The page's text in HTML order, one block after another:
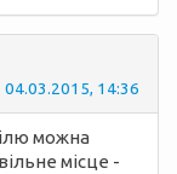
04.03.2015, 14:36
можна
місце -